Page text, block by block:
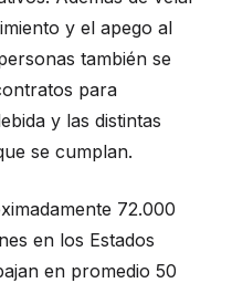
y el apego al
también se
para
y las distintas
se cumplan.
72.000
en los Estados
en promedio 50